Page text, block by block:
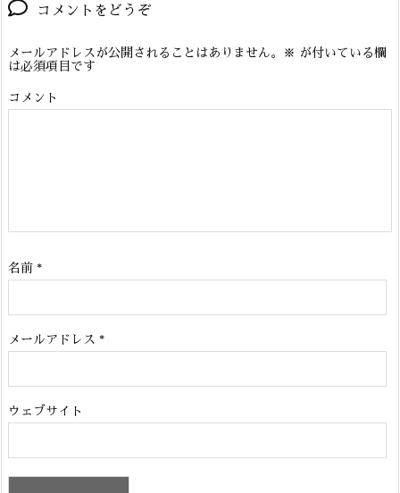
コメントをどうぞ
メールアドレスが公開されることはありません。 ※ が付いている欄
は必須項目です
コメント
名前 *
メールアドレス *
ウェブサイト